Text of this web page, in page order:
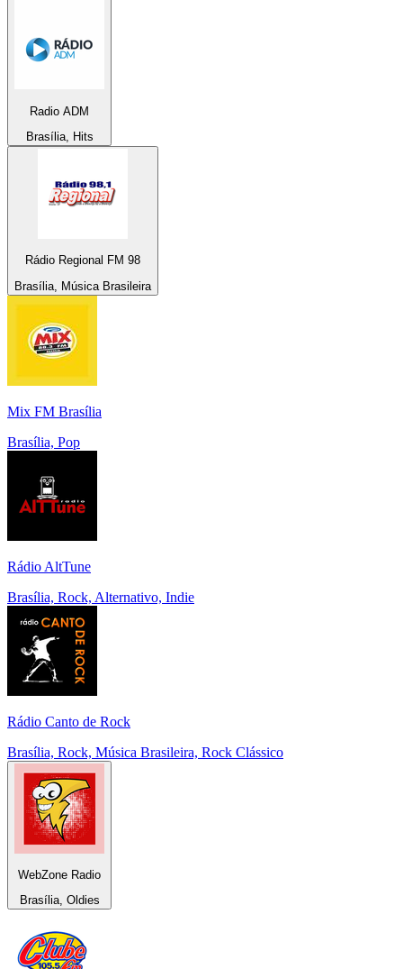
Radio ADM
Brasília, Hits
Rádio Regional FM 98
Brasília, Música Brasileira
Mix FM Brasília
Brasília, Pop
Rádio AltTune
Brasília, Rock, Alternativo, Indie
Rádio Canto de Rock
Brasília, Rock, Música Brasileira, Rock Clássico
WebZone Radio
Brasília, Oldies